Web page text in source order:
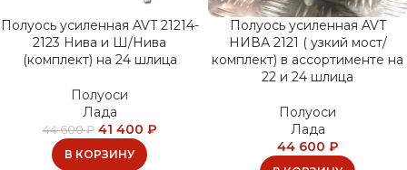
Полуось усиленная AVT 21214-
2123 Нива и Ш/Нива
(комплект) на 24 шлица
Полуоси
Лада
44 600₽ 41 400 ₽
В КОРЗИНУ
Полуось усиленная AVT
НИВА 2121 ( узкий мост/
комплект) в ассортименте на
22 и 24 шлица
Полуоси
Лада
44 600 ₽